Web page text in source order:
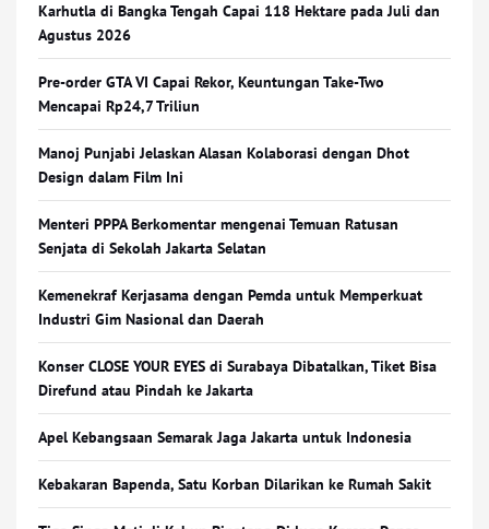
Karhutla di Bangka Tengah Capai 118 Hektare pada Juli dan
Agustus 2026
Pre-order GTA VI Capai Rekor, Keuntungan Take-Two
Mencapai Rp24,7 Triliun
Manoj Punjabi Jelaskan Alasan Kolaborasi dengan Dhot
Design dalam Film Ini
Menteri PPPA Berkomentar mengenai Temuan Ratusan
Senjata di Sekolah Jakarta Selatan
Kemenekraf Kerjasama dengan Pemda untuk Memperkuat
Industri Gim Nasional dan Daerah
Konser CLOSE YOUR EYES di Surabaya Dibatalkan, Tiket Bisa
Direfund atau Pindah ke Jakarta
Apel Kebangsaan Semarak Jaga Jakarta untuk Indonesia
Kebakaran Bapenda, Satu Korban Dilarikan ke Rumah Sakit